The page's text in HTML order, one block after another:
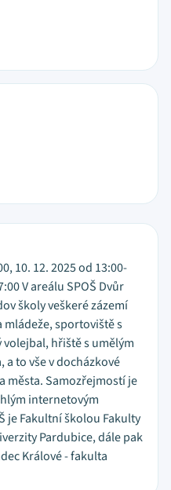
10. 12. 2025 od 13:00-
V areálu SPOŠ Dvůr
školy veškeré zázemí
sportoviště s
hřiště s umělým
to vše v docházkové
města. Samozřejmostí je
internetovým
je Fakultní školou Fakulty
Pardubice, dále pak
Králové - fakulta